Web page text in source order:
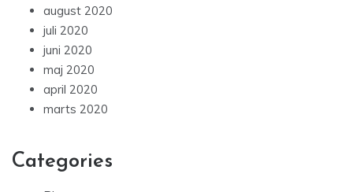
august 2020
juli 2020
juni 2020
maj 2020
april 2020
marts 2020
Categories